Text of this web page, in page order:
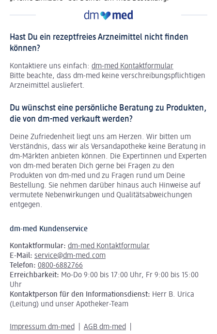
Hast Du ein rezeptfreies Arzneimittel nicht finden
können?
Kontaktiere uns einfach: dm-med Kontaktformular
Bitte beachte, dass dm-med keine verschreibungspflichtigen
Arzneimittel ausliefert.
Du wünschst eine persönliche Beratung zu Produkten,
die von dm-med verkauft werden?
Deine Zufriedenheit liegt uns am Herzen. Wir bitten um
Verständnis, dass wir als Versandapotheke keine Beratung in
dm-Märkten anbieten können. Die Expertinnen und Experten
von dm-med beraten Dich gerne bei Fragen zu den
Produkten von dm-med und zu Fragen rund um Deine
Bestellung. Sie nehmen darüber hinaus auch Hinweise auf
vermutete Nebenwirkungen und Qualitätsabweichungen
entgegen.
dm-med Kundenservice
Kontaktformular: dm-med Kontaktformular
E-Mail: service@dm-med.com
Telefon: 0800-6882766
Erreichbarkeit: Mo-Do 9:00 bis 17:00 Uhr, Fr 9:00 bis 15:00
Uhr
Kontaktperson für den Informationsdienst: Herr B. Urica
(Leitung) und unser Apotheker-Team
Impressum dm-med
AGB dm-med